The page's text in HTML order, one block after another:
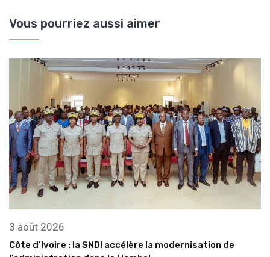
Vous pourriez aussi aimer
3 août 2026
Côte d’Ivoire : la SNDI accélère la modernisation de